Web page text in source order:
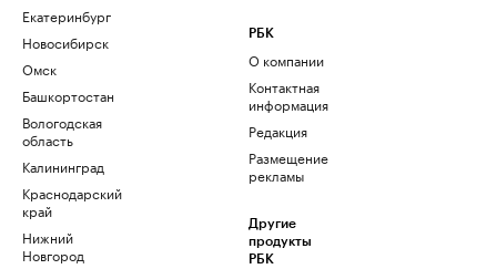
Екатеринбург
Новосибирск
Омск
Башкортостан
Вологодская
область
Калининград
Краснодарский
край
Нижний
Новгород
РБК
О компании
Контактная
информация
Редакция
Размещение
рекламы
Другие
продукты
РБК